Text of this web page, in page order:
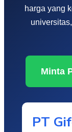
harga yang
Minta
PT